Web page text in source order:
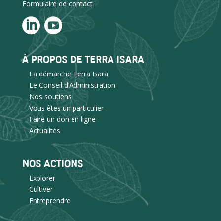
Formulaire de contact
À PROPOS DE TERRA ISARA
La démarche Terra Isara
Le Conseil d’Administration
Nos soutiens
Vous êtes un particulier
Faire un don en ligne
Actualités
NOS ACTIONS
Explorer
Cultiver
Entreprendre